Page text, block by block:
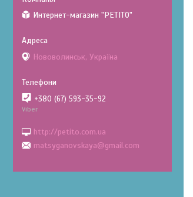
Интернет-магазин "PETITO"
Нововолинськ, Україна
+380 (67) 593-35-92
Viber
http://petito.com.ua
matsyganovskaya@gmail.com